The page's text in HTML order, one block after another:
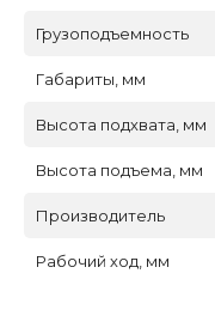
Грузоподъемность
Габариты, мм
Высота подхвата, мм
Высота подъема, мм
Производитель
Рабочий ход, мм